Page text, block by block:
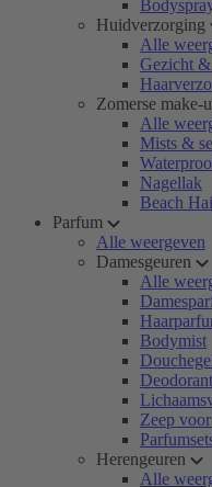
Huidverzorging
Alle
Gezicht
Zomerse make-
Alle
Mists &
Nagellak
Beach
Parfum
Alle weergeven
Damesgeuren
Alle
Bodymist
Zeep
Herengeuren
Alle